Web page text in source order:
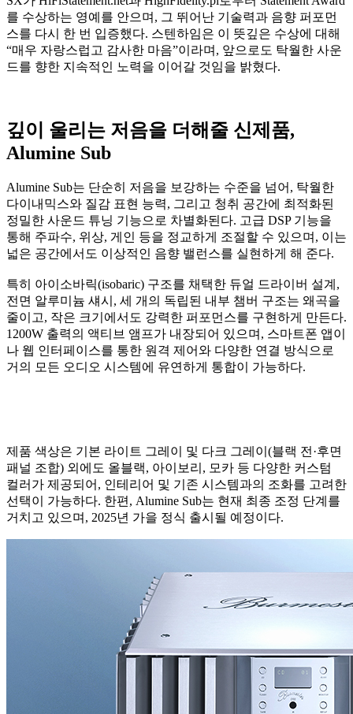
를 수상하는 영예를 안으며, 그 뛰어난 기술력과 음향 퍼포먼
스를 다시 한 번 입증했다. 스텐하임은 이 뜻깊은 수상에 대해
“매우 자랑스럽고 감사한 마음”이라며, 앞으로도 탁월한 사운
드를 향한 지속적인 노력을 이어갈 것임을 밝혔다.
깊이 울리는 저음을 더해줄 신제품,
Alumine Sub
Alumine Sub는 단순히 저음을 보강하는 수준을 넘어, 탁월한
다이내믹스와 질감 표현 능력, 그리고 청취 공간에 최적화된
정밀한 사운드 튜닝 기능으로 차별화된다. 고급 DSP 기능을
통해 주파수, 위상, 게인 등을 정교하게 조절할 수 있으며, 이는
넓은 공간에서도 이상적인 음향 밸런스를 실현하게 해 준다.
특히 아이소바릭(isobaric) 구조를 채택한 듀얼 드라이버 설계,
전면 알루미늄 섀시, 세 개의 독립된 내부 챔버 구조는 왜곡을
줄이고, 작은 크기에서도 강력한 퍼포먼스를 구현하게 만든다.
1200W 출력의 액티브 앰프가 내장되어 있으며, 스마트폰 앱이
나 웹 인터페이스를 통한 원격 제어와 다양한 연결 방식으로
거의 모든 오디오 시스템에 유연하게 통합이 가능하다.
제품 색상은 기본 라이트 그레이 및 다크 그레이(블랙 전·후면
패널 조합) 외에도 올블랙, 아이보리, 모카 등 다양한 커스텀
컬러가 제공되어, 인테리어 및 기존 시스템과의 조화를 고려한
선택이 가능하다. 한편, Alumine Sub는 현재 최종 조정 단계를
거치고 있으며, 2025년 가을 정식 출시될 예정이다.